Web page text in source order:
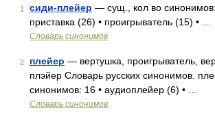
1 сиди-плейер — сущ., кол во
приставка (26) • проигрыватель (15) • …
Словарь синонимов
2 плейер — вертушка, проигрыватель,
плэйер Словарь русских синонимов.
синонимов: 16 • аудиоплейер (6) • …
Словарь синонимов